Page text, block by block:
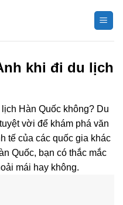
khi đi du lịch
Hàn Quốc không? Du
vời để khám phá văn
tế của các quốc gia khác
Quốc, bạn có thắc mắc
mái hay không.